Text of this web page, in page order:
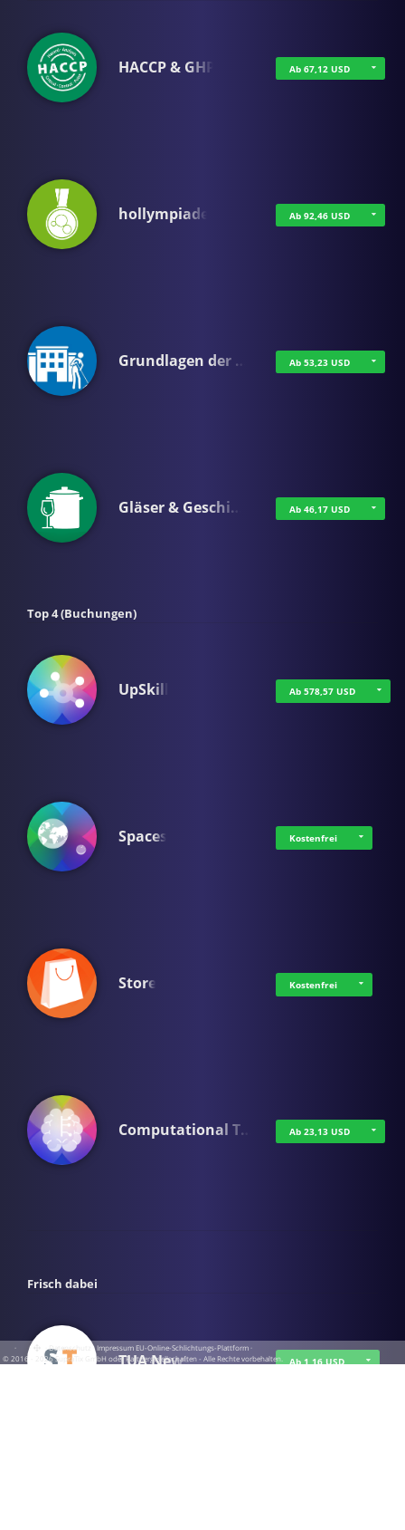
HACCP & GHP Ab 67,12 USD
hollympiade Ab 92,46 USD
Grundlagen der … Ab 53,23 USD
Gläser & Geschi… Ab 46,17 USD
Top 4 (Buchungen)
UpSkill Ab 578,57 USD
Spaces Kostenfrei
Store Kostenfrei
Computational T… Ab 23,13 USD
Frisch dabei
TUA News Ab 1,16 USD
· · ·Datenschutz ·Impressum EU-Online-Schlichtungs-Plattform·
© 2016 - 2026 SupraTix GmbH oder Partnergesellschaften - Alle Rechte vorbehalten.